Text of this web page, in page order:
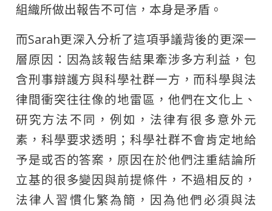
組織所做出報告不可信，本身是矛盾。
而Sarah更深入分析了這項爭議背後的更深一
層原因：因為該報告結果牽涉多方利益，包
含刑事辯護方與科學社群一方，而科學與法
律間衝突往往像的地雷區，他們在文化上、
研究方法不同，例如，法律有很多意外元
素，科學要求透明；科學社群不會肯定地給
予是或否的答案，原因在於他們注重結論所
立基的很多變因與前提條件，不過相反的，
法律人習慣化繁為簡，因為他們必須與法